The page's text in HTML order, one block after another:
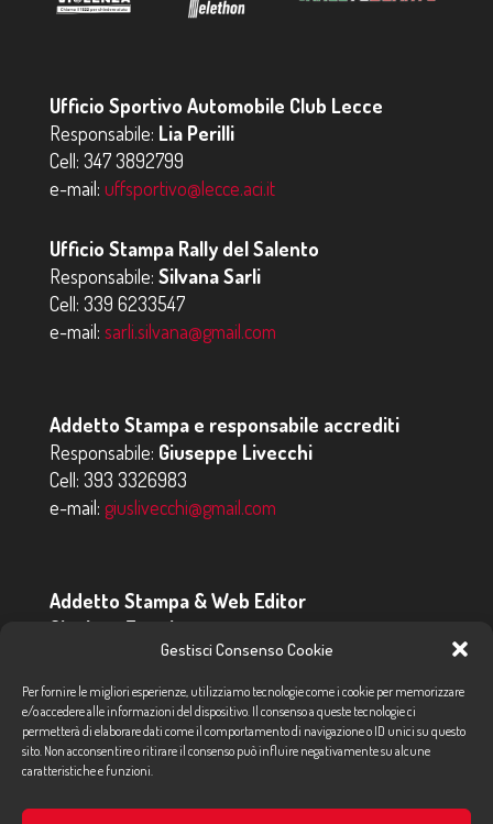
Gestisci Consenso Cookie
Per fornire le migliori esperienze, utilizziamo tecnologie come i cookie per memorizzare
e/o accedere alle informazioni del dispositivo. Il consenso a queste tecnologie ci
permetterà di elaborare dati come il comportamento di navigazione o ID unici su questo
sito. Non acconsentire o ritirare il consenso può influire negativamente su alcune
caratteristiche e funzioni.
Ufficio Sportivo Automobile Club Lecce
Responsabile: Lia Perilli
Cell: 347 3892799
e-mail: uffsportivo@lecce.aci.it
Ufficio Stampa Rally del Salento
Responsabile: Silvana Sarli
Cell: 339 6233547
e-mail: sarli.silvana@gmail.com
Addetto Stampa e responsabile accrediti
Responsabile: Giuseppe Livecchi
Cell: 393 3326983
e-mail: giuslivecchi@gmail.com
Addetto Stampa & Web Editor
Gianluca Eremita
347 4684800
e-mail: addettostampa@tiscali.it